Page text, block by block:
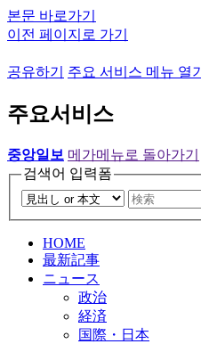
본문 바로가기
이전 페이지로 가기
공유하기 주요 서비스 메뉴 열기
주요서비스
중앙일보 메가메뉴로 돌아가기
검색어 입력폼
HOME
最新記事
ニュース
政治
経済
国際・日本